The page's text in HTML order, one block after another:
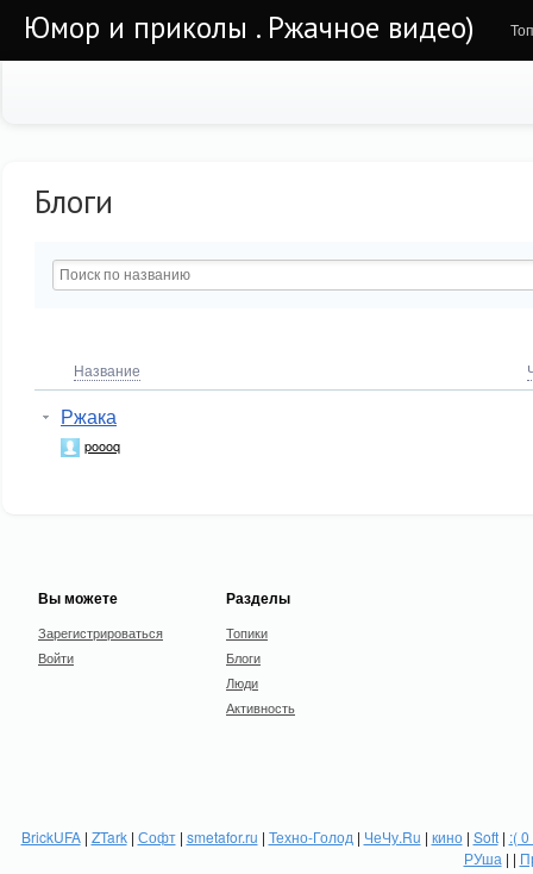
Юмор и приколы . Ржачное видео)
Блоги
Название
Ржака
poooq
Вы можете
Зарегистрироваться
Войти
Разделы
Топики
Блоги
Люди
Активность
BrickUFA| ZTark| Софт| smetafor.ru | Техно-Голод | ЧеЧу.Ru | кино| Soft| :(
РУша | |